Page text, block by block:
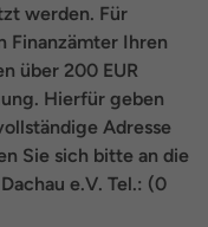
werden. Für
Finanzämter Ihren
über 200 EUR
Hierfür geben
Adresse
Sie sich bitte an die
e.V. Tel.: (0